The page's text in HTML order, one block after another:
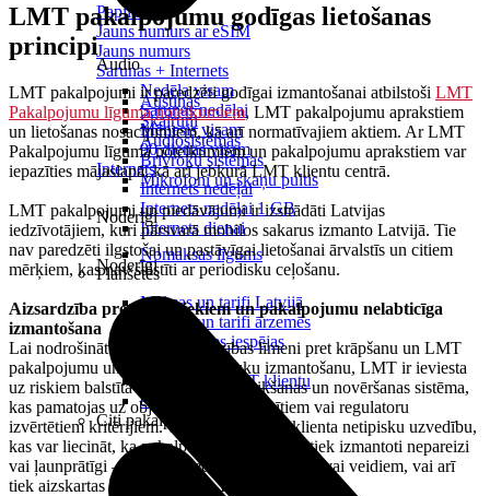
Papildināt
Jauns numurs ar eSIM
Jauns numurs
Sarunas + Internets
Nedēļa visam
Sarunas nedēļai
Mēnesis visam
90 dienas visam
Internets
Internets nedēļai
Internets nedēļai 1 GB
Internets dienai
Noderīgi
Maksas un tarifi Latvijā
Maksas un tarifi ārzemēs
LMT Kartes iespējas
Kā kļūt par LMT klientu
eSIM tehnoloģija
Citi pakalpojumi
Audio
Austiņas
Skaļruņi
Audiosistēmas
Brīvroku sistēmas
Mikrofoni un skaņu pultis
Noderīgi
Nomaksas līgums
Planšetes
LMT pakalpojumu godīgas lietošanas
principi
LMT pakalpojumi irparedzēti godīgai izmantošanai atbilstoši LMT
Pakalpojumu līguma noteikumiem, LMT pakalpojumu aprakstiem
un lietošanas nosacījumiem, kā arī normatīvajiem aktiem. Ar LMT
Pakalpojumu līguma noteikumiem un pakalpojumu aprakstiem var
iepazīties mājaslapā, kā arī jebkurā LMT klientu centrā.
LMT pakalpojumi un piedāvājumi ir izstrādāti Latvijas
iedzīvotājiem, kuri pārsvarā mobilos sakarus izmanto Latvijā. Tie
nav paredzēti ilgstošai un pastāvīgai lietošanai ārvalstīs un citiem
mērķiem, kas nav saistīti ar periodisku ceļošanu.
Aizsardzība pret krāpniekiem un pakalpojumu nelabticīga
izmantošana
Lai nodrošinātu augstu aizsardzības līmeni pret krāpšanu un LMT
pakalpojumu un numuru prettiesisku izmantošanu, LMT ir ieviesta
uz riskiem balstīta krāpniecības noteikšanas un novēršanas sistēma,
kas pamatojas uz objektīviem, tirgū atzītiem vai regulatoru
izvērtētiem kritērijiem. Tā ļauj identificēt klienta netipisku uzvedību,
kas var liecināt, ka pakalpojumi vai numuri tiek izmantoti nepareizi
vai ļaunprātīgi – pretēji paredzētajam mērķim vai veidiem, vai arī
tiek aizskartas citu lietotāju un LMT intereses.